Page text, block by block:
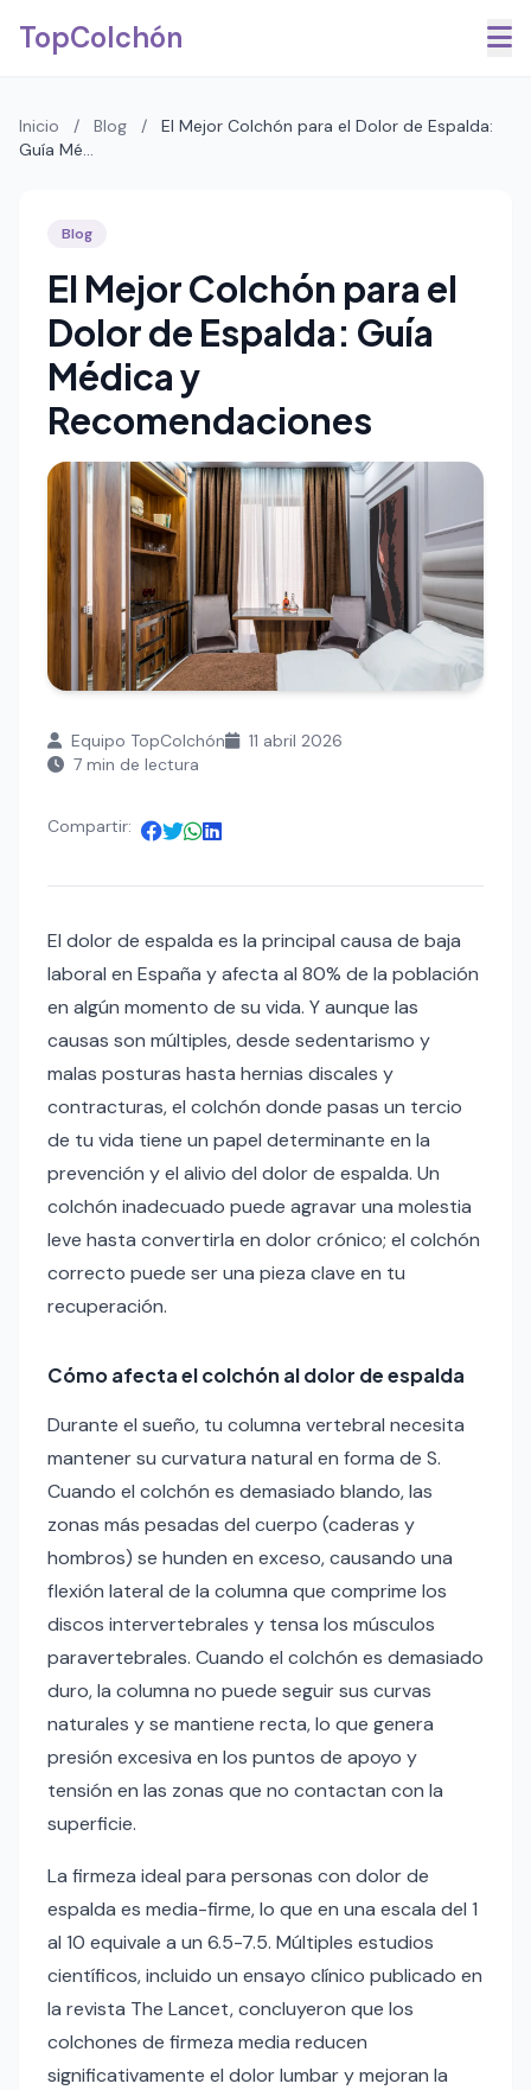
TopColchón
Inicio / Blog /
El Mejor Colchón para el Dolor de Espalda:
Guía Mé...
Blog
El Mejor Colchón para el
Dolor de Espalda: Guía
Médica y
Recomendaciones
Equipo TopColchón
11 abril 2026
7 min de lectura
Compartir:
El dolor de espalda es la principal causa de baja
laboral en España y afecta al 80% de la población
en algún momento de su vida. Y aunque las
causas son múltiples, desde sedentarismo y
malas posturas hasta hernias discales y
contracturas, el colchón donde pasas un tercio
de tu vida tiene un papel determinante en la
prevención y el alivio del dolor de espalda. Un
colchón inadecuado puede agravar una molestia
leve hasta convertirla en dolor crónico; el colchón
correcto puede ser una pieza clave en tu
recuperación.
Cómo afecta el colchón al dolor de espalda
Durante el sueño, tu columna vertebral necesita
mantener su curvatura natural en forma de S.
Cuando el colchón es demasiado blando, las
zonas más pesadas del cuerpo (caderas y
hombros) se hunden en exceso, causando una
flexión lateral de la columna que comprime los
discos intervertebrales y tensa los músculos
paravertebrales. Cuando el colchón es demasiado
duro, la columna no puede seguir sus curvas
naturales y se mantiene recta, lo que genera
presión excesiva en los puntos de apoyo y
tensión en las zonas que no contactan con la
superficie.
La firmeza ideal para personas con dolor de
espalda es media-firme, lo que en una escala del 1
al 10 equivale a un 6.5-7.5. Múltiples estudios
científicos, incluido un ensayo clínico publicado en
la revista The Lancet, concluyeron que los
colchones de firmeza media reducen
significativamente el dolor lumbar y mejoran la